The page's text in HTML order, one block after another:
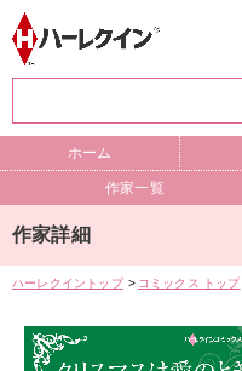
ホーム
作家一覧
作家詳細
ハーレクイントップ コミックス トップ